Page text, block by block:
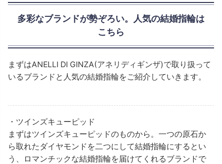
多彩なブランドが勢ぞろい。人気の結婚指輪は
こちら
まずはANELLI DI GINZA(アネリディギンザ)で取り扱って
いるブランドと人気の結婚指輪をご紹介していきます。
・ツインズキューピッド
まずはツインズキューピッドのものから。一つの原石か
ら取れたダイヤモンドを二つにして結婚指輪にするとい
う、ロマンチックな結婚指輪を届けてくれるブランドで